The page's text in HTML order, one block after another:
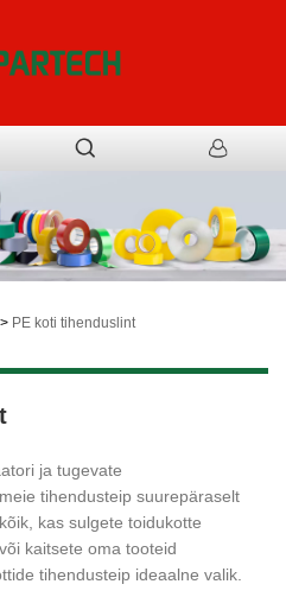
PE koti tihenduslint
ja tugevate
tihendusteip suurepäraselt
kas sulgete toidukotte
kaitsete oma tooteid
tihendusteip ideaalne valik.